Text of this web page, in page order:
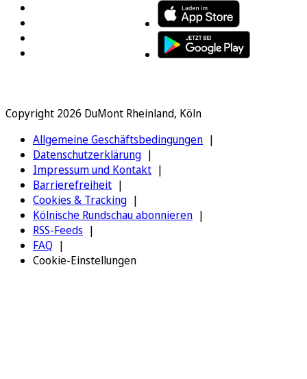
Copyright 2026 DuMont Rheinland, Köln
Allgemeine Geschäftsbedingungen
Datenschutzerklärung
Impressum und Kontakt
Barrierefreiheit
Cookies & Tracking
Kölnische Rundschau abonnieren
RSS-Feeds
FAQ
Cookie-Einstellungen